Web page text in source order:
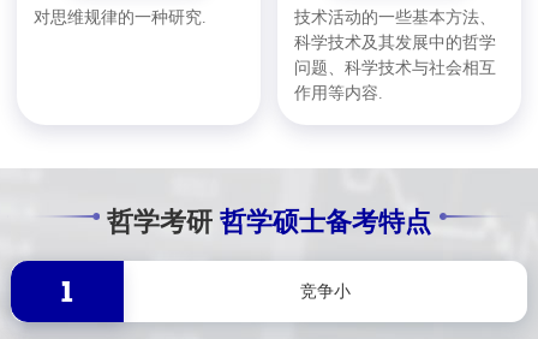
对思维规律的一种研究.
技术活动的一些基本方法、
科学技术及其发展中的哲学
问题、科学技术与社会相互
作用等内容.
哲学考研 哲学硕士备考特点
竞争小